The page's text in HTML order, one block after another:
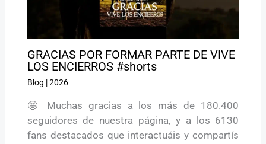
GRACIAS POR FORMAR PARTE DE VIVE
LOS ENCIERROS #shorts
Blog |2026
🤩 Muchas gracias a los más de 180.400
seguidores de nuestra página, y a los 6130
fans destacados que interactuáis y compartís